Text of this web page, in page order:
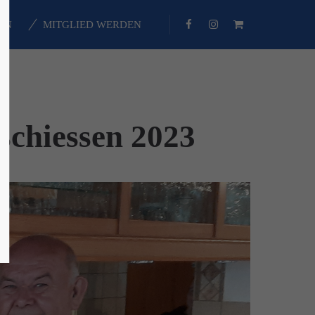
Aenean massa. Cum sociis natoque
penatibus et magnis dis parturient
MITGLIED WERDEN
2023